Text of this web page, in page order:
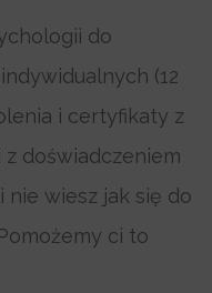
do
(12
i certyfikaty z
doświadczeniem
nie wiesz jak się do
ci to